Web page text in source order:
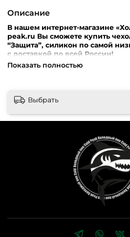
Описание
В нашем интернет-магазине
peak.ru Вы сможете купить
“Защита”, силикон по самой
с доставкой по всей России!
Внимание! Перед оформлением
48 либо по e-mail: cold-
“Холодный Пик” cold-peak.ru
Показать полностью
Выбрать